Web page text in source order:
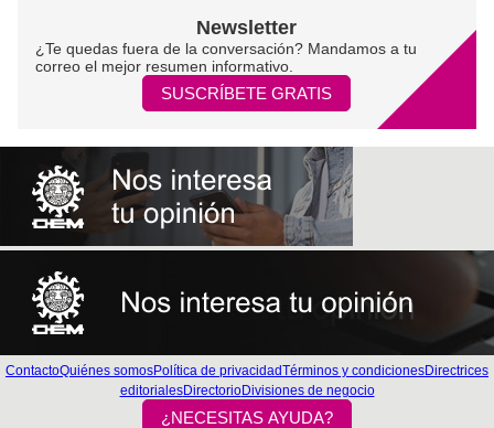
Newsletter
¿Te quedas fuera de la conversación? Mandamos a tu
correo el mejor resumen informativo.
SUSCRÍBETE GRATIS
ContactoQuiénes somosPolítica de privacidadTérminos y condicionesDirectrices
editorialesDirectorioDivisiones de negocio
¿NECESITAS AYUDA?